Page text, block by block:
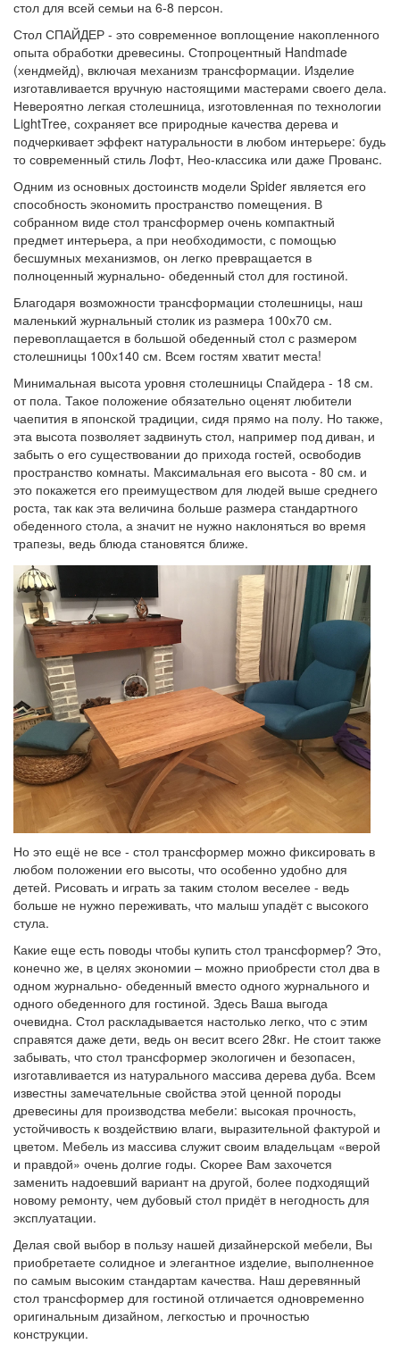
стол для всей семьи на 6-8 персон.
Стол СПАЙДЕР - это современное воплощение накопленного
опыта обработки древесины. Стопроцентный Handmade
(хендмейд), включая механизм трансформации. Изделие
изготавливается вручную настоящими мастерами своего дела.
Невероятно легкая столешница, изготовленная по технологии
LightTree, сохраняет все природные качества дерева и
подчеркивает эффект натуральности в любом интерьере: будь
то современный стиль Лофт, Нео-классика или даже Прованс.
Одним из основных достоинств модели Spider является его
способность экономить пространство помещения. В
собранном виде стол трансформер очень компактный
предмет интерьера, а при необходимости, с помощью
бесшумных механизмов, он легко превращается в
полноценный журнально- обеденный стол для гостиной.
Благодаря возможности трансформации столешницы, наш
маленький журнальный столик из размера 100х70 см.
перевоплащается в большой обеденный стол с размером
столешницы 100х140 см. Всем гостям хватит места!
Минимальная высота уровня столешницы Спайдера - 18 см.
от пола. Такое положение обязательно оценят любители
чаепития в японской традиции, сидя прямо на полу. Но также,
эта высота позволяет задвинуть стол, например под диван, и
забыть о его существовании до прихода гостей, освободив
пространство комнаты. Максимальная его высота - 80 см. и
это покажется его преимуществом для людей выше среднего
роста, так как эта величина больше размера стандартного
обеденного стола, а значит не нужно наклоняться во время
трапезы, ведь блюда становятся ближе.
Но это ещё не все - стол трансформер можно фиксировать в
любом положении его высоты, что особенно удобно для
детей. Рисовать и играть за таким столом веселее - ведь
больше не нужно переживать, что малыш упадёт с высокого
стула.
Какие еще есть поводы чтобы купить стол трансформер? Это,
конечно же, в целях экономии – можно приобрести стол два в
одном журнально- обеденный вместо одного журнального и
одного обеденного для гостиной. Здесь Ваша выгода
очевидна. Стол раскладывается настолько легко, что с этим
справятся даже дети, ведь он весит всего 28кг. Не стоит также
забывать, что стол трансформер экологичен и безопасен,
изготавливается из натурального массива дерева дуба. Всем
известны замечательные свойства этой ценной породы
древесины для производства мебели: высокая прочность,
устойчивость к воздействию влаги, выразительной фактурой и
цветом. Мебель из массива служит своим владельцам «верой
и правдой» очень долгие годы. Скорее Вам захочется
заменить надоевший вариант на другой, более подходящий
новому ремонту, чем дубовый стол придёт в негодность для
эксплуатации.
Делая свой выбор в пользу нашей дизайнерской мебели, Вы
приобретаете солидное и элегантное изделие, выполненное
по самым высоким стандартам качества. Наш деревянный
стол трансформер для гостиной отличается одновременно
оригинальным дизайном, легкостью и прочностью
конструкции.